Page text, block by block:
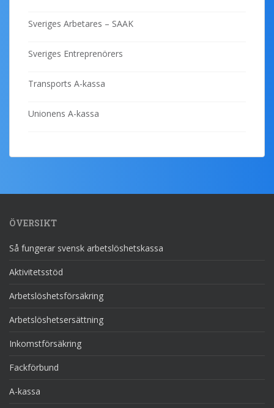
Sveriges Arbetares – SAAK
Sveriges Entreprenörers
Transports A-kassa
Unionens A-kassa
ÖVERSIKT
Så fungerar svensk arbetslöshetskassa
Aktivitetsstöd
Arbetslöshetsförsäkring
Arbetslöshetsersättning
Inkomstförsäkring
Fackförbund
A-kassa